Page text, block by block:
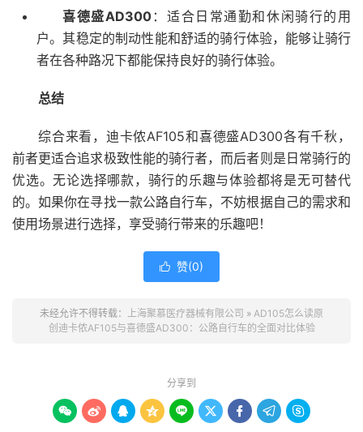
喜德盛AD300：适合日常通勤和休闲骑行的用
户。其稳定的制动性能和舒适的骑行体验，能够让骑行
者在各种路况下都能保持良好的骑行体验。
总结
综合来看，迪卡侬AF105和喜德盛AD300各有千秋，
前者更适合追求极致性能的骑行者，而后者则是日常骑行的
优选。无论选择哪款，骑行的乐趣与体验都将是无可替代
的。如果你在寻找一款公路自行车，不妨根据自己的需求和
使用场景进行选择，享受骑行带来的乐趣吧！
 赞(0)
未经允许不得转载： 上海聚慕医疗器械有限公司 » AD105怎么读原
创迪卡侬AF105与喜德盛AD300：公路自行车的全面对比体验
分享到
        